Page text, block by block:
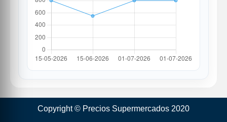
Copyright © Precios Supermercados 2020